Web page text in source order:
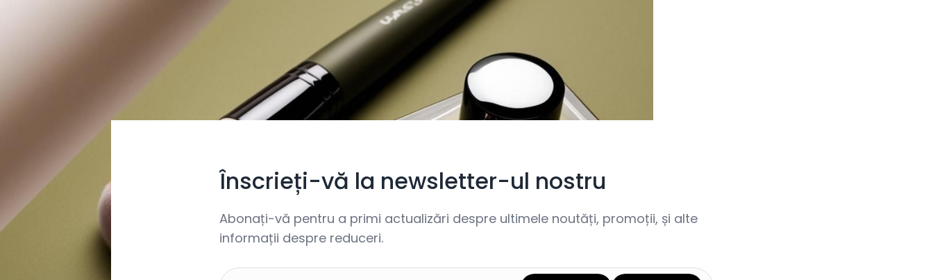
Înscrieți-vă la newsletter-ul nostru
Abonați-vă pentru a primi actualizări despre ultimele noutăți, promoții, și alte
informații despre reduceri.